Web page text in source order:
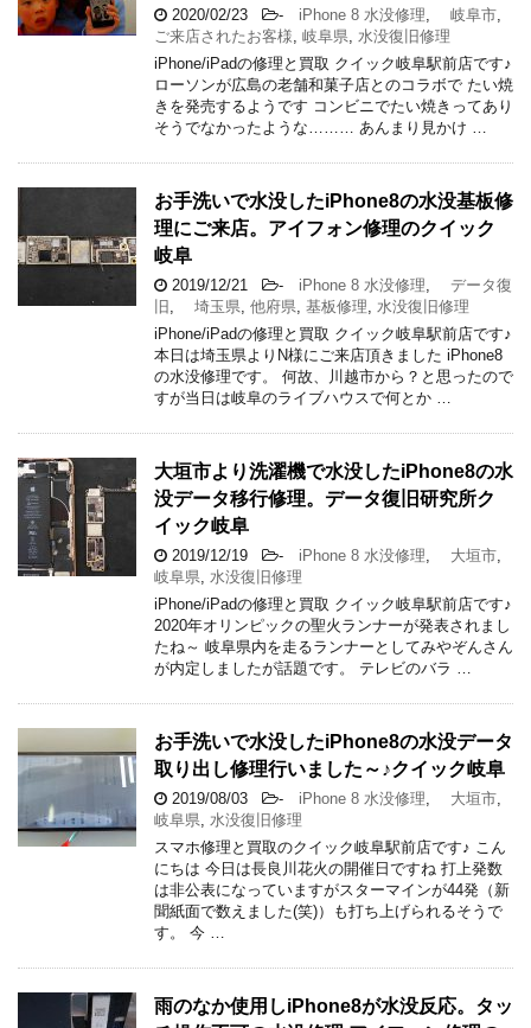
2020/02/23 - iPhone 8 水没修理, 岐阜市,
ご来店されたお客様, 岐阜県, 水没復旧修理
iPhone/iPadの修理と買取 クイック岐阜駅前店です♪
ローソンが広島の老舗和菓子店とのコラボで たい焼
きを発売するようです コンビニでたい焼きってあり
そうでなかったような……… あんまり見かけ …
お手洗いで水没したiPhone8の水没基板修
理にご来店。アイフォン修理のクイック
岐阜
2019/12/21 - iPhone 8 水没修理,
データ復
旧 , 埼玉県, 他府県, 基板修理, 水没復旧修理
iPhone/iPadの修理と買取 クイック岐阜駅前店です♪
本日は埼玉県よりN様にご来店頂きました iPhone8
の水没修理です。 何故、川越市から？と思ったので
すが当日は岐阜のライブハウスで何とか …
大垣市より洗濯機で水没したiPhone8の水
没データ移行修理。データ復旧研究所ク
イック岐阜
2019/12/19 - iPhone 8 水没修理, 大垣市,
岐阜県, 水没復旧修理
iPhone/iPadの修理と買取 クイック岐阜駅前店です♪
2020年オリンピックの聖火ランナーが発表されまし
たね～ 岐阜県内を走るランナーとしてみやぞんさん
が内定しましたが話題です。 テレビのバラ …
お手洗いで水没したiPhone8の水没データ
取り出し修理行いました～♪クイック岐阜
2019/08/03 - iPhone 8 水没修理, 大垣市,
岐阜県, 水没復旧修理
スマホ修理と買取のクイック岐阜駅前店です♪ こん
にちは 今日は長良川花火の開催日ですね 打上発数
は非公表になっていますがスターマインが44発（新
聞紙面で数えました(笑)）も打ち上げられるそうで
す。 今 …
雨のなか使用しiPhone8が水没反応。タッ